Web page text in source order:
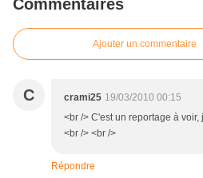
Commentaires
Ajouter un commentaire
C crami25 19/03/2010 00:15
<br /> C'est un reportage à
<br /> <br />
Répondre